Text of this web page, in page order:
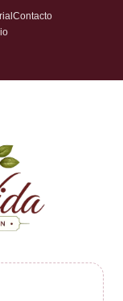
Contacto